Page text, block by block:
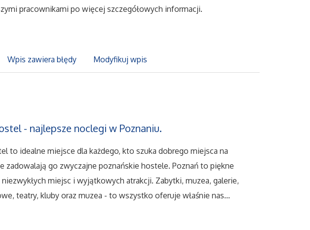
pracownikami po więcej szczegółowych informacji.
Wpis zawiera błędy Modyfikuj wpis
- najlepsze noclegi w Poznaniu.
to idealne miejsce dla każdego, kto szuka dobrego miejsca na
zadowalają go zwyczajne poznańskie hostele. Poznań to piękne
niezwykłych miejsc i wyjątkowych atrakcji. Zabytki, muzea, galerie,
teatry, kluby oraz muzea - to wszystko oferuje właśnie nas...